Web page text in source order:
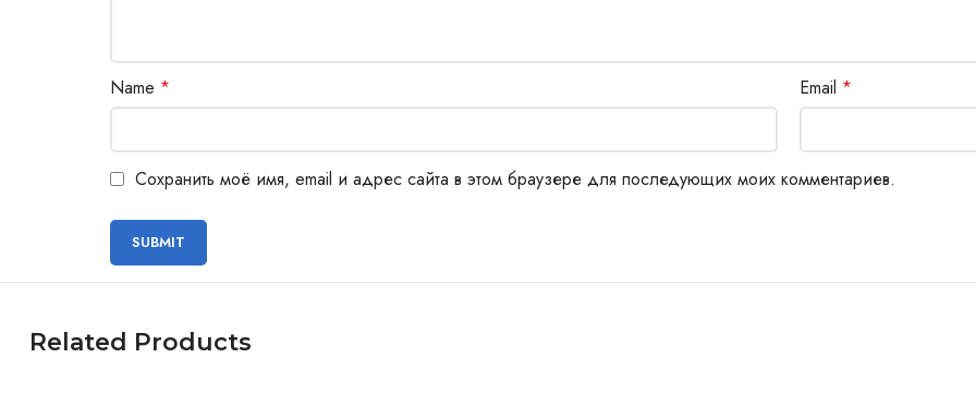
Name * Email *
Сохранить моё имя, email и адрес сайта в этом браузере для последующих моих комментариев.
Related Products